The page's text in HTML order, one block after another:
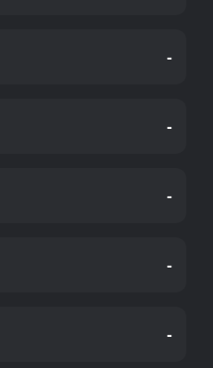
-
-
-
-
-